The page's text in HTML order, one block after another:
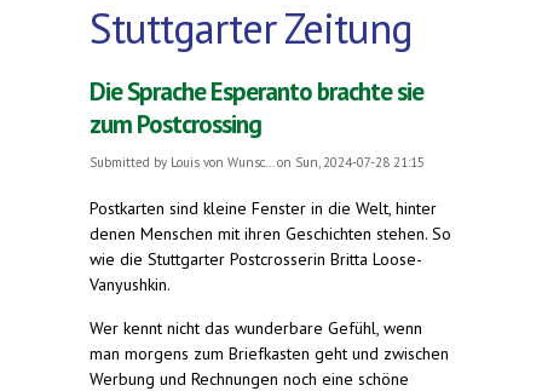
Stuttgarter Zeitung
Die Sprache Esperanto brachte sie
zum Postcrossing
Submitted by Louis von Wunsc... on Sun, 2024-07-28 21:15
Postkarten sind kleine Fenster in die Welt, hinter
denen Menschen mit ihren Geschichten stehen. So
wie die Stuttgarter Postcrosserin Britta Loose-
Vanyushkin.
Wer kennt nicht das wunderbare Gefühl, wenn
man morgens zum Briefkasten geht und zwischen
Werbung und Rechnungen noch eine schöne